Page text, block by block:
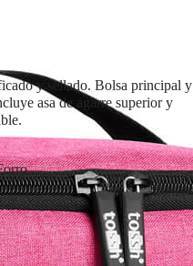
y sellado. Bolsa principal y
asa de agarre superior y